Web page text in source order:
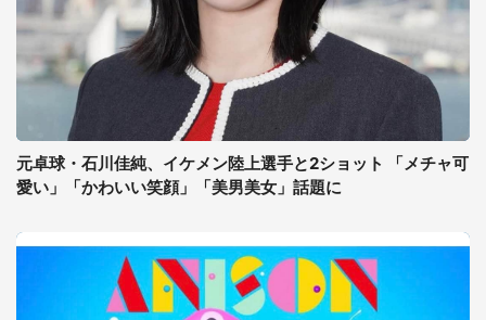
元卓球・石川佳純、イケメン陸上選手と2ショット 「メチャ可
愛い」「かわいい笑顔」「美男美女」話題に